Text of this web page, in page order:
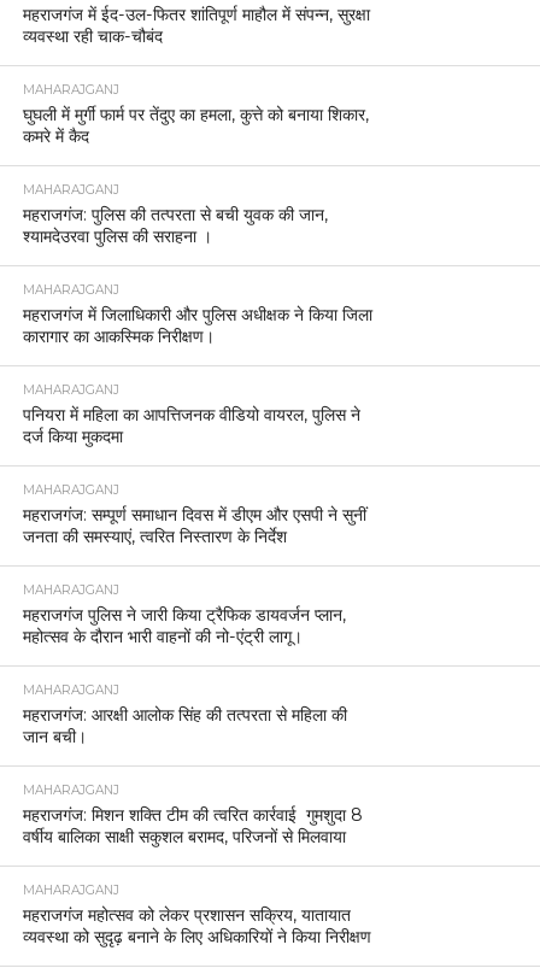
महराजगंज में ईद-उल-फितर शांतिपूर्ण माहौल में संपन्न, सुरक्षा
व्यवस्था रही चाक-चौबंद
MAHARAJGANJ
घुघली में मुर्गी फार्म पर तेंदुए का हमला, कुत्ते को बनाया शिकार,
कमरे में कैद
MAHARAJGANJ
महराजगंज: पुलिस की तत्परता से बची युवक की जान,
श्यामदेउरवा पुलिस की सराहना ।
MAHARAJGANJ
महराजगंज में जिलाधिकारी और पुलिस अधीक्षक ने किया जिला
कारागार का आकस्मिक निरीक्षण।
MAHARAJGANJ
पनियरा में महिला का आपत्तिजनक वीडियो वायरल, पुलिस ने
दर्ज किया मुकदमा
MAHARAJGANJ
महराजगंज: सम्पूर्ण समाधान दिवस में डीएम और एसपी ने सुनीं
जनता की समस्याएं, त्वरित निस्तारण के निर्देश
MAHARAJGANJ
महराजगंज पुलिस ने जारी किया ट्रैफिक डायवर्जन प्लान,
महोत्सव के दौरान भारी वाहनों की नो-एंट्री लागू।
MAHARAJGANJ
महराजगंज: आरक्षी आलोक सिंह की तत्परता से महिला की
जान बची।
MAHARAJGANJ
महराजगंज: मिशन शक्ति टीम की त्वरित कार्रवाई गुमशुदा 8
वर्षीय बालिका साक्षी सकुशल बरामद, परिजनों से मिलवाया
MAHARAJGANJ
महराजगंज महोत्सव को लेकर प्रशासन सक्रिय, यातायात
व्यवस्था को सुदृढ़ बनाने के लिए अधिकारियों ने किया निरीक्षण